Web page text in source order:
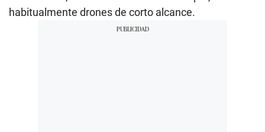
habitualmente drones de corto alcance.